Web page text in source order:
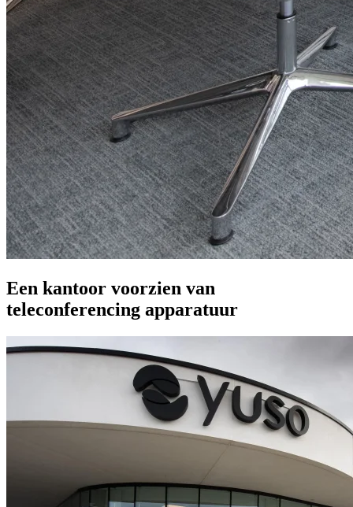
Een kantoor voorzien van
teleconferencing apparatuur